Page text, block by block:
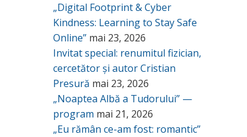
„Digital Footprint & Cyber
Kindness: Learning to Stay Safe
Online” mai 23, 2026
Invitat special: renumitul fizician,
cercetător și autor Cristian
Presură mai 23, 2026
„Noaptea Albă a Tudorului” —
program mai 21, 2026
„Eu rămân ce-am fost: romantic”